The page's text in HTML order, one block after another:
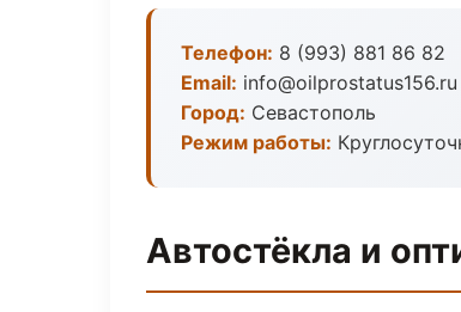
Телефон: 8 (993) 881 86 82
Email: info@oilprostatus156.ru
Город: Севастополь
Режим работы:
Автостёкла и